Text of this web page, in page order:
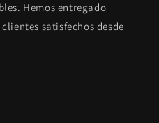
Hemos entregado
satisfechos desde